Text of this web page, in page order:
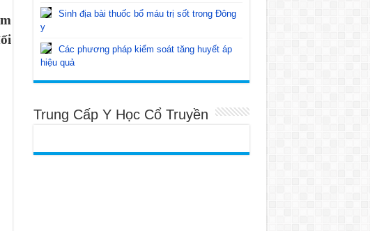
Sinh địa bài thuốc bổ máu trị sốt trong Đông
y
Các phương pháp kiểm soát tăng huyết áp
hiệu quả
Trung Cấp Y Học Cổ Truyền